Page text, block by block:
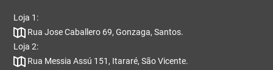
Loja 1:
Rua Jose Caballero 69, Gonzaga, Santos.
Loja 2:
Rua Messia Assú 151, Itararé, São Vicente.